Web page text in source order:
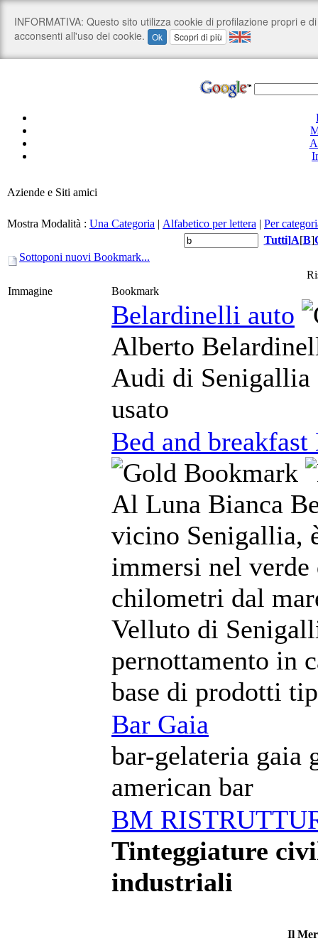
Aziende e Siti amici
Mostra Modalità : Una Categoria | Alfabetico per lettera | Per
Tutti]A[B]
Sottoponi nuovi Bookmark...
Immagine
Bookmark
Belardinelli auto
Alberto
Audi di Senigallia
usato
Bed and
Al Luna Bianca
vicino Senigallia,
immersi nel
chilometri dal
Velluto di
pernottamento in
base di prodotti
Bar Gaia
bar-gelateria gaia
american bar
BM
Tinteggiature
industriali
Il